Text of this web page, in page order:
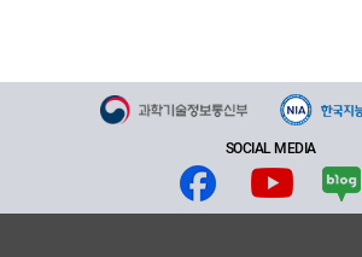
SOCIAL MEDIA